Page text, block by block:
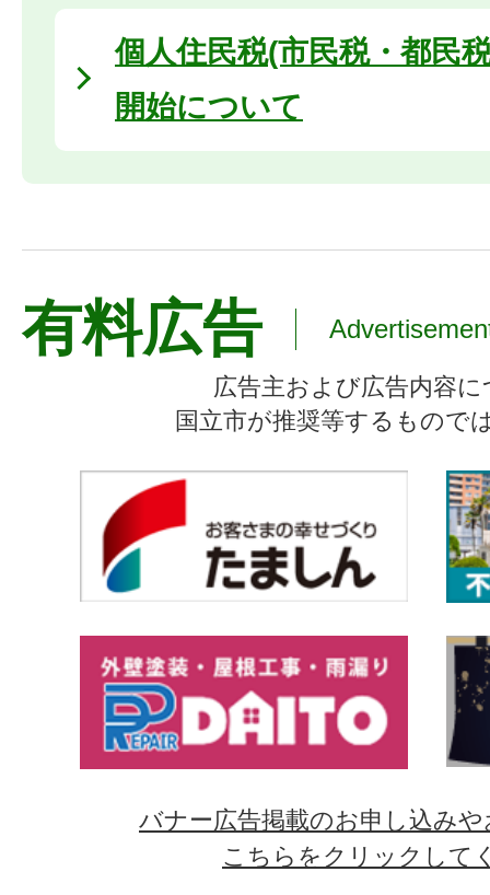
個人住民税(市民税・都民
開始について
有料広告
広告主および広告内容
国立市が推奨等するもので
バナー広告掲載のお申し込み
こちらをクリックして